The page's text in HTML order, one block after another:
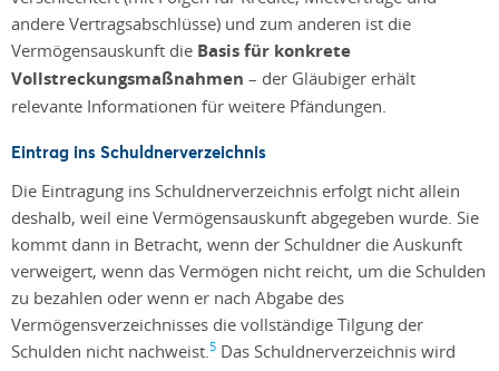
andere Vertragsabschlüsse) und zum anderen ist die
Vermögensauskunft die Basis für konkrete
Vollstreckungsmaßnahmen – der Gläubiger erhält
relevante Informationen für weitere Pfändungen.
Eintrag ins Schuldnerverzeichnis
Die Eintragung ins Schuldnerverzeichnis erfolgt nicht allein
deshalb, weil eine Vermögensauskunft abgegeben wurde. Sie
kommt dann in Betracht, wenn der Schuldner die Auskunft
verweigert, wenn das Vermögen nicht reicht, um die Schulden
zu bezahlen oder wenn er nach Abgabe des
Vermögensverzeichnisses die vollständige Tilgung der
Schulden nicht nachweist.5 Das Schuldnerverzeichnis wird